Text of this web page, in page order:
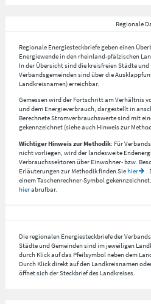
Regionale
Regionale Energiesteckbriefe geben einen
Energiewende in den rheinland-pfälzischen
In der Übersicht sind die kreisfreien Städte
Verbandsgemeinden sind über die
Landkreisnamen) erreichbar.
Gemessen wird der Fortschritt am Verhältnis
und dem Energieverbrauch, dargestellt in
Berechnete Stromverbrauchswerte sind mit
gekennzeichnet (siehe auch Hinweis zur
Wichtiger Hinweis zur Methodik: Für
nicht vorliegen, wird der landesweite
Verbrauchssektoren über Einwohner- bzw.
Erläuterungen zur Methodik finden Siehier
einem Taschenrechner-Symbol
hierabrufbar.
Die regionalen Energiesteckbriefe der
Städte und Gemeinden sind im jeweiligen
durch Klick auf das Pfeilsymbol neben dem
Durch Klick direkt auf den Landkreisnamen
öffnet sich der Steckbrief des Landkreises.